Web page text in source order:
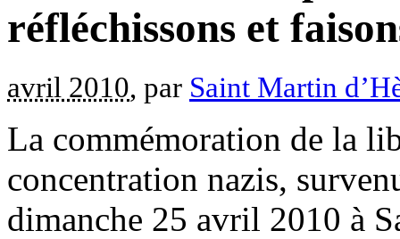
réfléchissons et
avril 2010, par Saint Martin
La commémoration de la
concentration nazis,
dimanche 25 avril 2010 à